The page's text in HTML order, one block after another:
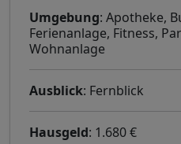
Umgebung: Apotheke,
Ferienanlage, Fitness,
Wohnanlage
Ausblick: Fernblick
Hausgeld: 1.680 €